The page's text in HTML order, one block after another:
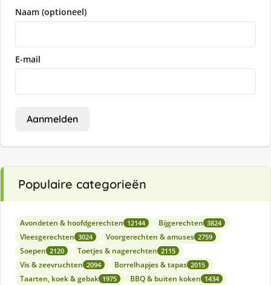
Naam (optioneel)
E-mail
Aanmelden
Populaire categorieën
Avondeten & hoofdgerechten 12144 Bijgerechten 3824
Vleesgerechten 3024 Voorgerechten & amuses 2759
Soepen 2120 Toetjes & nagerechten 2115
Vis & zeevruchten 2094 Borrelhapjes & tapas 2015
Taarten, koek & gebak 1975 BBQ & buiten koken 1434